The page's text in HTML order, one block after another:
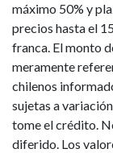
máximo 50% y
precios hasta el
franca. El monto
meramente
chilenos
sujetas a
tome el crédito.
diferido. Los